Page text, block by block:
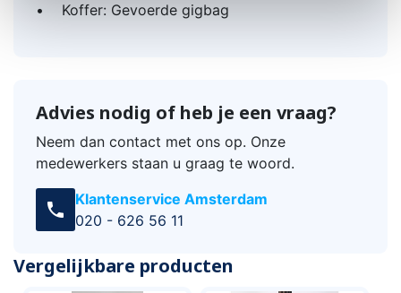
• Koffer: Gevoerde gigbag
Advies nodig of heb je een vraag?
Neem dan contact met ons op. Onze
medewerkers staan u graag te woord.
call
Klantenservice Amsterdam
020 - 626 56 11
Vergelijkbare producten